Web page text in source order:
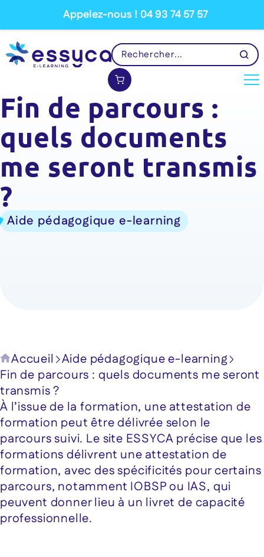
Appelez-nous ! 04 93 74 57 57
Fin de parcours :
quels documents
me seront transmis
?
Aide pédagogique e-learning
Accueil Aide pédagogique e-learning
Fin de parcours : quels documents me seront
transmis ?
À l’issue de la formation, une attestation de
formation peut être délivrée selon le
parcours suivi. Le site ESSYCA précise que les
formations délivrent une attestation de
formation, avec des spécificités pour certains
parcours, notamment IOBSP ou IAS, qui
peuvent donner lieu à un livret de capacité
professionnelle.